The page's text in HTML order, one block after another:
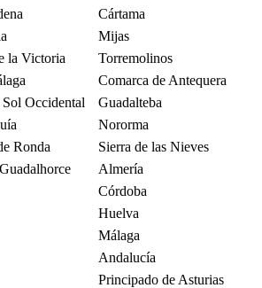
Cártama
Mijas
la Victoria
Torremolinos
Comarca de Antequera
Occidental
Guadalteba
Nororma
Ronda
Sierra de las Nieves
Almería
Córdoba
Huelva
Málaga
Andalucía
Principado de Asturias